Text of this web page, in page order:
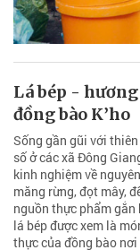
Lá bép -
đồng bào K’ho
Sống gần gũi với
số ở các xã Đông
kinh nghiệm về
măng rừng, đọt mây,
nguồn thực phẩm gắn
lá bép được xem là
thực của đồng bào nơi